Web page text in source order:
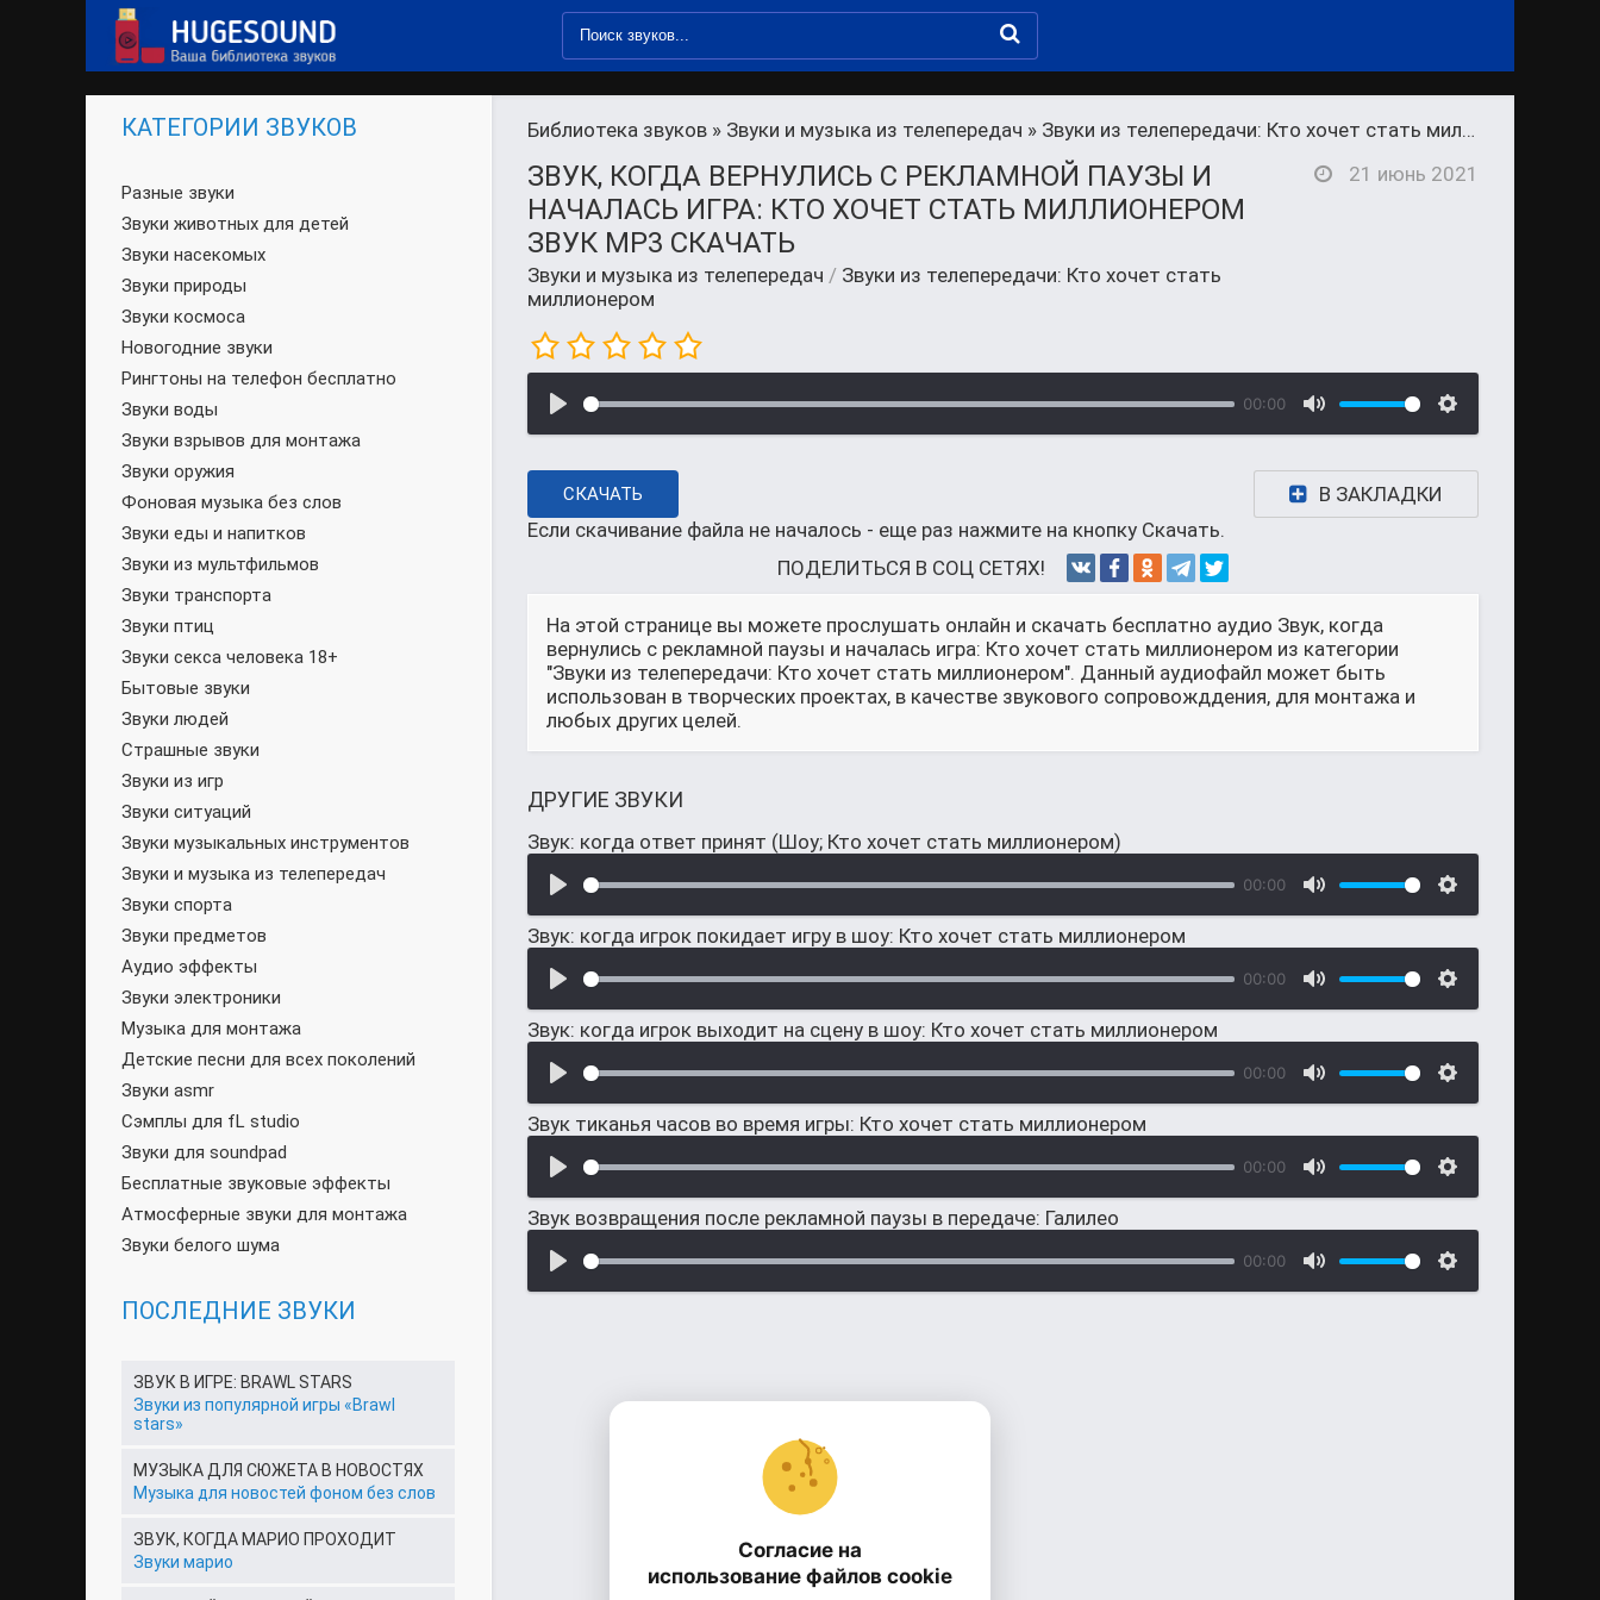
Библиотека звуков » Звуки и музыка из телепередач » Звуки из телепередачи: Кто хочет стать миллионером
ЗВУК, КОГДА ВЕРНУЛИСЬ С РЕКЛАМНОЙ ПАУЗЫ И
НАЧАЛАСЬ ИГРА: КТО ХОЧЕТ СТАТЬ МИЛЛИОНЕРОМ
ЗВУК MP3 СКАЧАТЬ
Звуки и музыка из телепередач / Звуки из телепередачи: Кто хочет стать
миллионером
21 июнь 2021
00:00
СКАЧАТЬ
В ЗАКЛАДКИ
Если скачивание файла не началось - еще раз нажмите на кнопку Скачать.
ПОДЕЛИТЬСЯ В СОЦ СЕТЯХ!
На этой странице вы можете прослушать онлайн и скачать бесплатно аудио Звук, когда
вернулись с рекламной паузы и началась игра: Кто хочет стать миллионером из категории
"Звуки из телепередачи: Кто хочет стать миллионером". Данный аудиофайл может быть
использован в творческих проектах, в качестве звукового сопровожддения, для монтажа и
любых других целей.
ДРУГИЕ ЗВУКИ
Звук: когда ответ принят (Шоу; Кто хочет стать миллионером)
00:00
Звук: когда игрок покидает игру в шоу: Кто хочет стать миллионером
00:00
Звук: когда игрок выходит на сцену в шоу: Кто хочет стать миллионером
00:00
Звук тиканья часов во время игры: Кто хочет стать миллионером
00:00
Звук возвращения после рекламной паузы в передаче: Галилео
00:00
КАТЕГОРИИ ЗВУКОВ
Разные звуки
Звуки животных для детей
Звуки насекомых
Звуки природы
Звуки космоса
Новогодние звуки
Рингтоны на телефон бесплатно
Звуки воды
Звуки взрывов для монтажа
Звуки оружия
Фоновая музыка без слов
Звуки еды и напитков
Звуки из мультфильмов
Звуки транспорта
Звуки птиц
Звуки секса человека 18+
Бытовые звуки
Звуки людей
Страшные звуки
Звуки из игр
Звуки ситуаций
Звуки музыкальных инструментов
Звуки и музыка из телепередач
Звуки спорта
Звуки предметов
Аудио эффекты
Звуки электроники
Музыка для монтажа
Детские песни для всех поколений
Звуки asmr
Сэмплы для fL studio
Звуки для soundpad
Бесплатные звуковые эффекты
Атмосферные звуки для монтажа
Звуки белого шума
ПОСЛЕДНИЕ ЗВУКИ
ЗВУК В ИГРЕ: BRAWL STARS
Звуки из популярной игры «Brawl
stars»
МУЗЫКА ДЛЯ СЮЖЕТА В НОВОСТЯХ
Музыка для новостей фоном без слов
ЗВУК, КОГДА МАРИО ПРОХОДИТ
Звуки марио
Согласие на
использование файлов cookie